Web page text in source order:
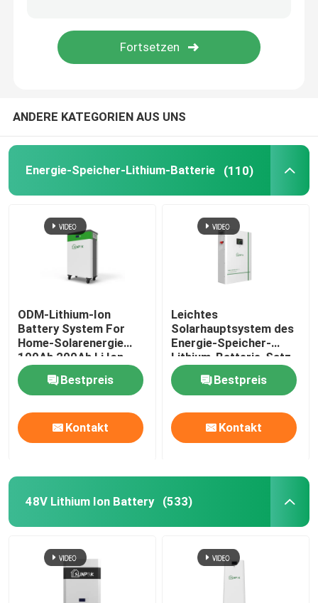
weg vom Gitterinverter
Batterie des Gels 12V
Mono-PV-Platten
ANDERE KATEGORIEN AUS UNS
Energie-Speicher-Lithium-Batterie (110)
ODM-Lithium-Ion
Battery System For
Home-Solarenergie
100Ah 200Ah Li Ion
UL1642
Bestpreis
Kontakt
Leichtes
Solarhauptsystem des
Energie-Speicher-
Lithium-Batterie-Satz-
48 des Volt-Lifepo4
Bestpreis
Kontakt
48V Lithium Ion Battery (533)